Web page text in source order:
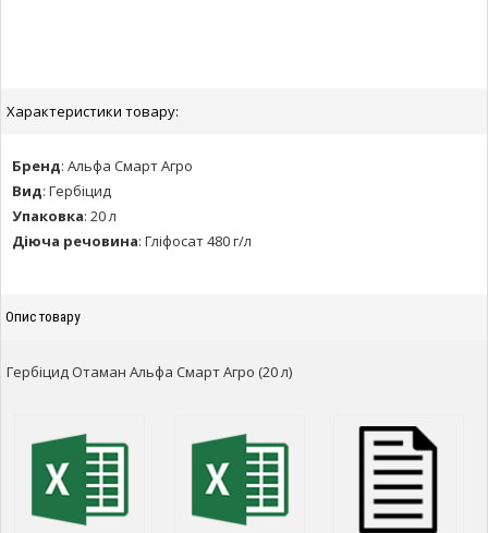
Характеристики товару:
Бренд: Альфа Смарт Агро
Вид: Гербіцид
Упаковка: 20 л
Діюча речовина: Гліфосат 480 г/л
Опис товару
Гербіцид Отаман Альфа Смарт Агро (20 л)